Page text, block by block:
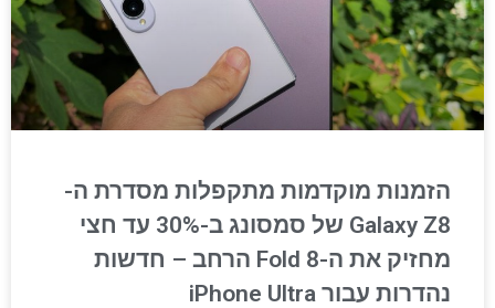
הזמנות מוקדמות מתקפלות מסדרת ה-
Galaxy Z8 של סמסונג ב-30% עד חצי
מחזיק את ה-Fold 8 הרחב – חדשות
נהדרות עבור iPhone Ultra